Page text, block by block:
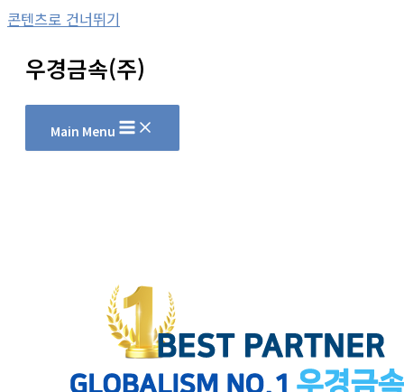
콘텐츠로 건너뛰기
우경금속(주)
Main Menu